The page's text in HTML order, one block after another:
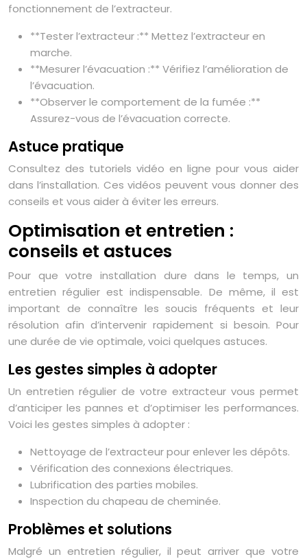
fonctionnement de l’extracteur.
**Tester l’extracteur :** Mettez l’extracteur en
marche.
**Mesurer l’évacuation :** Vérifiez l’amélioration de
l’évacuation.
**Observer le comportement de la fumée :**
Assurez-vous de l’évacuation correcte.
Astuce pratique
Consultez des tutoriels vidéo en ligne pour vous aider
dans l’installation. Ces vidéos peuvent vous donner des
conseils et vous aider à éviter les erreurs.
Optimisation et entretien :
conseils et astuces
Pour que votre installation dure dans le temps, un
entretien régulier est indispensable. De même, il est
important de connaître les soucis fréquents et leur
résolution afin d’intervenir rapidement si besoin. Pour
une durée de vie optimale, voici quelques astuces.
Les gestes simples à adopter
Un entretien régulier de votre extracteur vous permet
d’anticiper les pannes et d’optimiser les performances.
Voici les gestes simples à adopter :
Nettoyage de l’extracteur pour enlever les dépôts.
Vérification des connexions électriques.
Lubrification des parties mobiles.
Inspection du chapeau de cheminée.
Problèmes et solutions
Malgré un entretien régulier, il peut arriver que votre